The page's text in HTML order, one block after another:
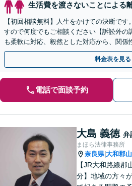
生活費を渡さないことによる
【初回相談無料】人生をかけての決断で
すので何度でもご相談ください【訴訟外の
も柔軟に対応、毅然とした対応から、関係
対応まで、必要に応じて行います【近鉄奈
料金表を見る
電話で面談予約
大島 義徳 弁
まほら法律事務所
奈良県|大和郡
【JR大和路線郡
分】地域の方々